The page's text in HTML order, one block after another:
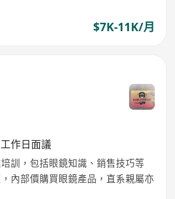
$7K-11K/月
作日面議
訓，包括眼鏡知識、銷售技巧等
內部價購買眼鏡產品，直系親屬亦